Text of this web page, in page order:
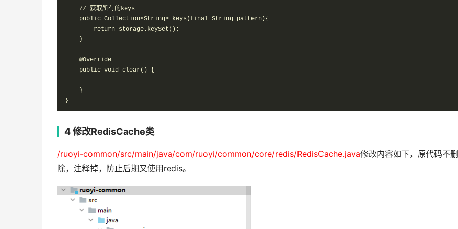
// 获取所有的keys
public Collection<String> keys(final String pattern){
return storage.keySet();
}
@Override
public void clear() {
}
}
4 修改RedisCache类
/ruoyi-common/src/main/java/com/ruoyi/common/core/redis/RedisCache.java修改内容如下，原代码不删
除，注释掉，防止后期又使用redis。